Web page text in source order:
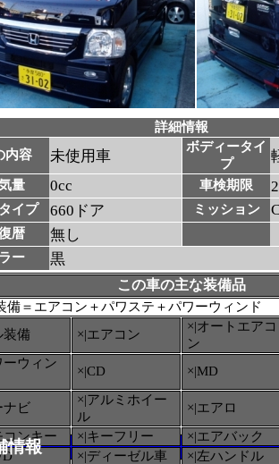
詳細情報
内容
未使用車
ボディータイ
プ
量 0cc 車検期限
イプ 660ドア ミッション
暦 無し
ー 黒
この車の主な装備品
備＝エアコン＋パワステ＋パワーウィンド
装備
×|エアコン
×|オートエアコ
ン
ーウィン
×|CD ×|MD
ナビ
×|アルミホイー
ル
×|エアロ
コンキー
×|キーフリー
×|エアバック
×|ディーゼル車
×|左ハンドル
情報